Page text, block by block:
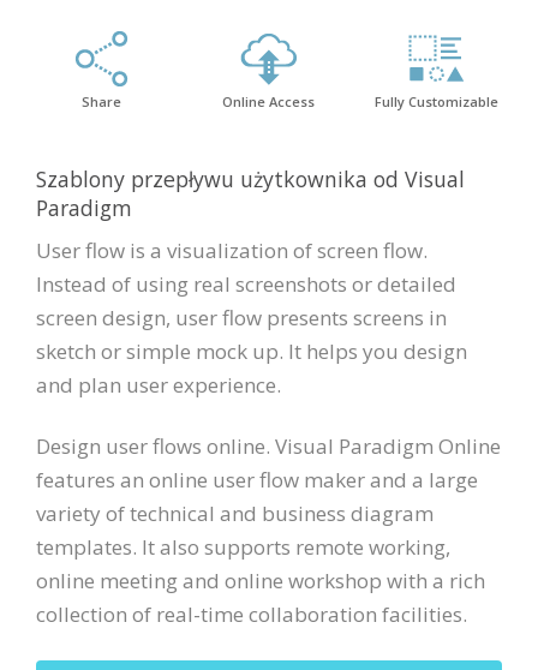
Share Online Access Fully Customizable
Szablony przepływu użytkownika od Visual
Paradigm
User flow is a visualization of screen flow.
Instead of using real screenshots or detailed
screen design, user flow presents screens in
sketch or simple mock up. It helps you design
and plan user experience.
Design user flows online. Visual Paradigm Online
features an online user flow maker and a large
variety of technical and business diagram
templates. It also supports remote working,
online meeting and online workshop with a rich
collection of real-time collaboration facilities.